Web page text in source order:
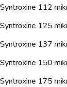
Syntroxine 112
Syntroxine 125
Syntroxine 137
Syntroxine 150
Syntroxine 175